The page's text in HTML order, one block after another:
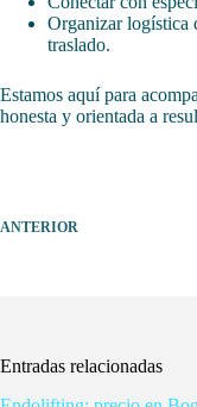
Organizar logística
traslado.
Estamos aquí para
honesta y orientada a
ANTERIOR
Entradas relacionadas